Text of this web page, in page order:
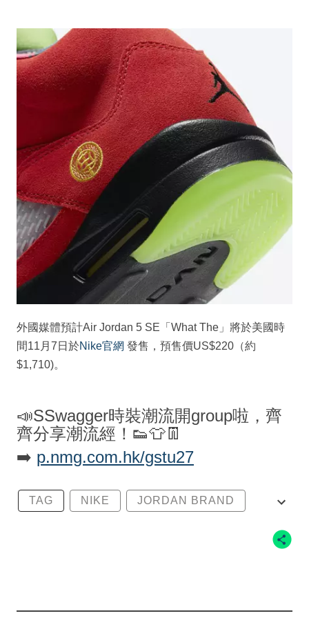
外國媒體預計Air Jordan 5 SE「What The」將於美國時
間11月7日於Nike官網 發售，預售價US$220（約
$1,710)。
📣SSwagger時裝潮流開group啦，齊
齊分享潮流經！👟👕👖
➡️ p.nmg.com.hk/gstu27
TAG NIKE JORDAN BRAND